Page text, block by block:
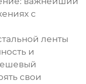
с
ленты
и
свои